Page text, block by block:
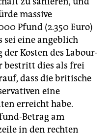
massive
Pfund (2.350 Euro)
sei eine angeblich
Kosten des Labour-
bestritt dies als frei
dass die britische
eine
erreicht habe.
Betrag am
in den rechten